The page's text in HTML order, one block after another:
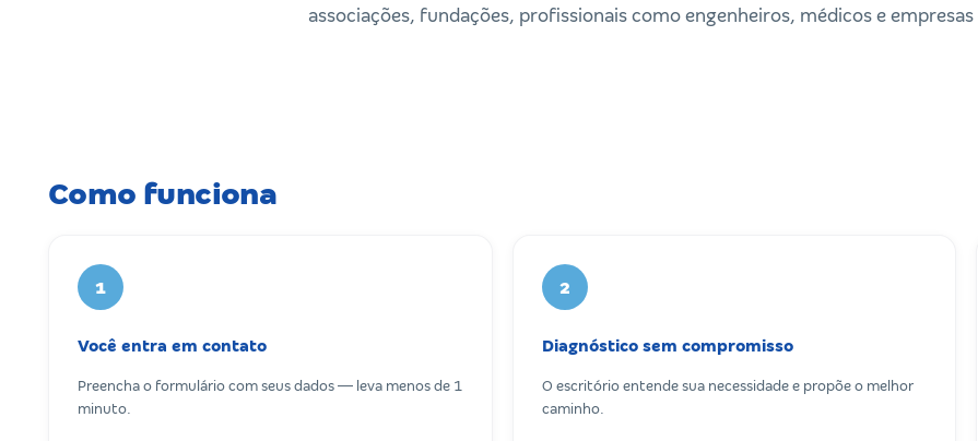
associações, fundações, profissionais como engenheiros, médicos e
Como funciona
1
Você entra em contato
Preencha o formulário com seus dados — leva menos de 1
minuto.
2
Diagnóstico sem compromisso
O escritório entende sua necessidade e propõe o melhor
caminho.